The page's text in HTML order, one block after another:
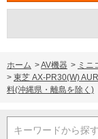
ホーム >AV機器 > ミニ
> 東芝 AX-PR30(W)
料(沖縄県・離島を除く)
キーワードから探す